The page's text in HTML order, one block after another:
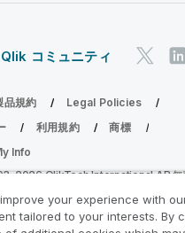
Qlik コミュニティ
品規約
Legal Policies
利用規約
商標
Info
2026 QlikTech International AB.無
your experience with
tailored to your interests. By